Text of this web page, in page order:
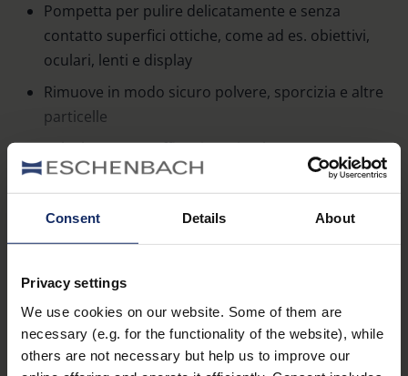
Consent Details About
Privacy settings
We use cookies on our website. Some of them are
necessary (e.g. for the functionality of the website), while
others are not necessary but help us to improve our
Pompetta per pulire delicatamente e senza
contatto superfici ottiche, come ad es. obiettivi,
oculari, lenti e display
Rimuove in modo sicuro polvere, sporcizia e altre
particelle
Valvola per un soffiaggio ottimale
Facile utilizzo grazie al design ergonomico
Fornitura in pacco da 6
Panoramica dei prodotti